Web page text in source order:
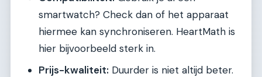
smartwatch? Check dan of het apparaat
hiermee kan synchroniseren. HeartMath is
hier bijvoorbeeld sterk in.
Prijs-kwaliteit: Duurder is niet altijd beter.